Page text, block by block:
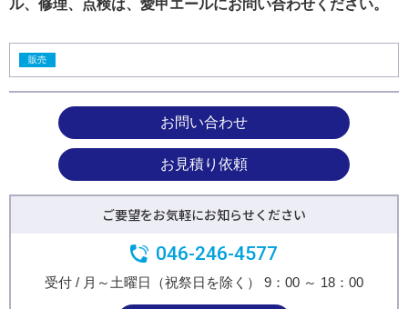
ル、修理、点検は、愛甲エールにお問い合わせください。
販売
お問い合わせ
お見積り依頼
ご要望をお気軽にお知らせください
046-246-4577
受付 / 月～土曜日（祝祭日を除く） 9：00 ～ 18：00